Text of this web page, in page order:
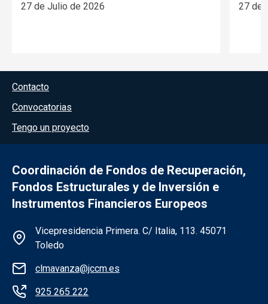
27 de Julio de 2026 27 de
Menú del pie
Contacto
Convocatorias
Tengo un proyecto
Coordinación de Fondos de Recuperación,
Fondos Estructurales y de Inversión e
Instrumentos Financieros Europeos
Información de la institución
Vicepresidencia Primera. C/ Italia, 113. 45071
Toledo
clmavanza@jccm.es
925 265 222